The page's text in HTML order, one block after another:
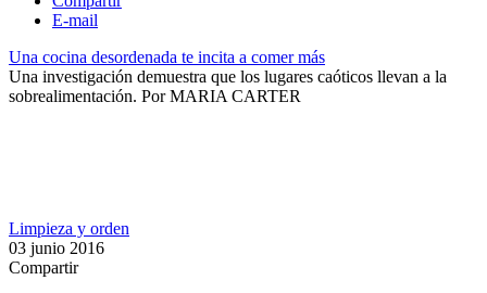
E-mail
Una cocina desordenada te incita a comer más
Una investigación demuestra que los lugares caóticos llevan a la
sobrealimentación​. PorMARIA CARTER
Limpieza y orden
03 junio 2016
Compartir